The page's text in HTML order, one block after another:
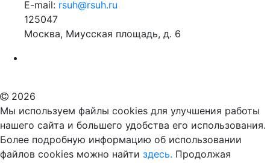
E-mail: rsuh@rsuh.ru
125047
Москва, Миусская площадь, д. 6
2026
Мы используем файлы cookies для улучшения работы
нашего сайта и большего удобства его использования.
Более подробную информацию об использовании
файлов cookies можно найти здесь. Продолжая